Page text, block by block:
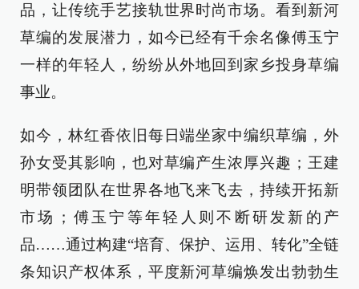
品，让传统手艺接轨世界时尚市场。看到新河
草编的发展潜力，如今已经有千余名像傅玉宁
一样的年轻人，纷纷从外地回到家乡投身草编
事业。
如今，林红香依旧每日端坐家中编织草编，外
孙女受其影响，也对草编产生浓厚兴趣；王建
明带领团队在世界各地飞来飞去，持续开拓新
市场；傅玉宁等年轻人则不断研发新的产
品……通过构建“培育、保护、运用、转化”全链
条知识产权体系，平度新河草编焕发出勃勃生